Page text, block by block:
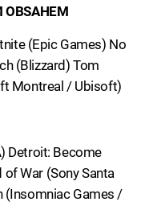
OBSAHEM
(Epic Games) No
(Blizzard) Tom
Montreal / Ubisoft)
Detroit: Become
War (Sony Santa
(Insomniac Games /